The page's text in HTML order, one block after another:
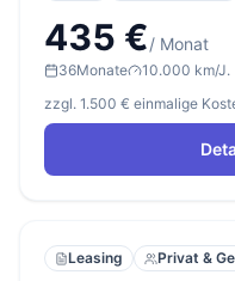
435 €/ Monat
36Monate
10.000 km/J.
zzgl. 1.500 € einmalige
Leasing Privat &